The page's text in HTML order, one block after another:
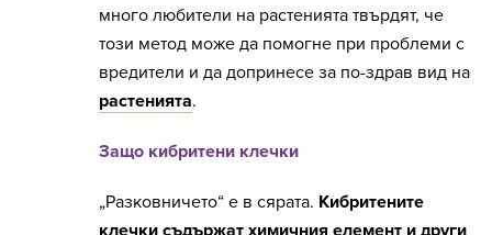
много любители на растенията твърдят, че
този метод може да помогне при проблеми с
вредители и да допринесе за по-здрав вид на
растенията.
Защо кибритени клечки
„Разковничето“ е в сярата. Кибритените